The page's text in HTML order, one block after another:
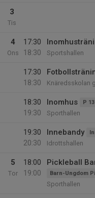
3
Tis
4
Ons
17:30
18:30
Sportshallen
17:30
18:30
Knäredsskolan
18:30
19:30
Inomhus P
Sporthallen
19:30
20:30
Innebandy
Idrottshallen
5
Tor
18:00
19:00
Pickleball
Barn-Ungdom
Sporthallen